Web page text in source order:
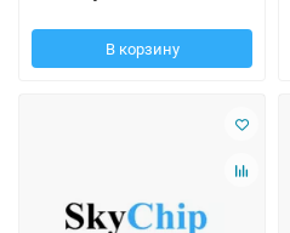
В корзину